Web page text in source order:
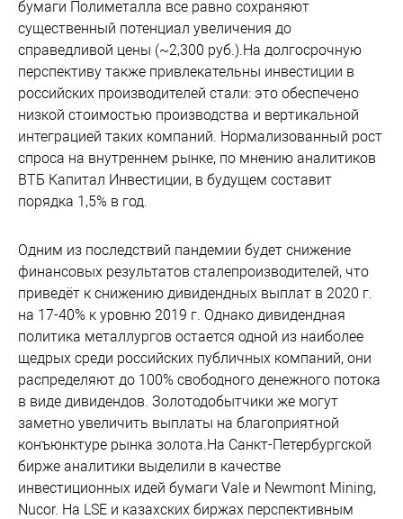
бумаги Полиметалла все равно сохраняют
существенный потенциал увеличения до
справедливой цены (~2,300 руб.).На долгосрочную
перспективу также привлекательны инвестиции в
российских производителей стали: это обеспечено
низкой стоимостью производства и вертикальной
интеграцией таких компаний. Нормализованный рост
спроса на внутреннем рынке, по мнению аналитиков
ВТБ Капитал Инвестиции, в будущем составит
порядка 1,5% в год.
Одним из последствий пандемии будет снижение
финансовых результатов сталепроизводителей, что
приведёт к снижению дивидендных выплат в 2020 г.
на 17-40% к уровню 2019 г. Однако дивидендная
политика металлургов остается одной из наиболее
щедрых среди российских публичных компаний, они
распределяют до 100% свободного денежного потока
в виде дивидендов. Золотодобытчики же могут
заметно увеличить выплаты на благоприятной
конъюнктуре рынка золота.На Санкт-Петербургской
бирже аналитики выделили в качестве
инвестиционных идей бумаги Vale и Newmont Mining,
Nucor. На LSE и казахских биржах перспективным